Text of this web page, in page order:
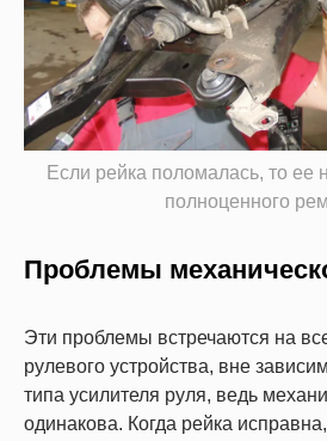
Если рейка поломалась, то ее
полноценного
Проблемы
Эти проблемы встречаются на
рулевого устройства, вне
типа усилителя руля, ведь
одинакова. Когда рейка